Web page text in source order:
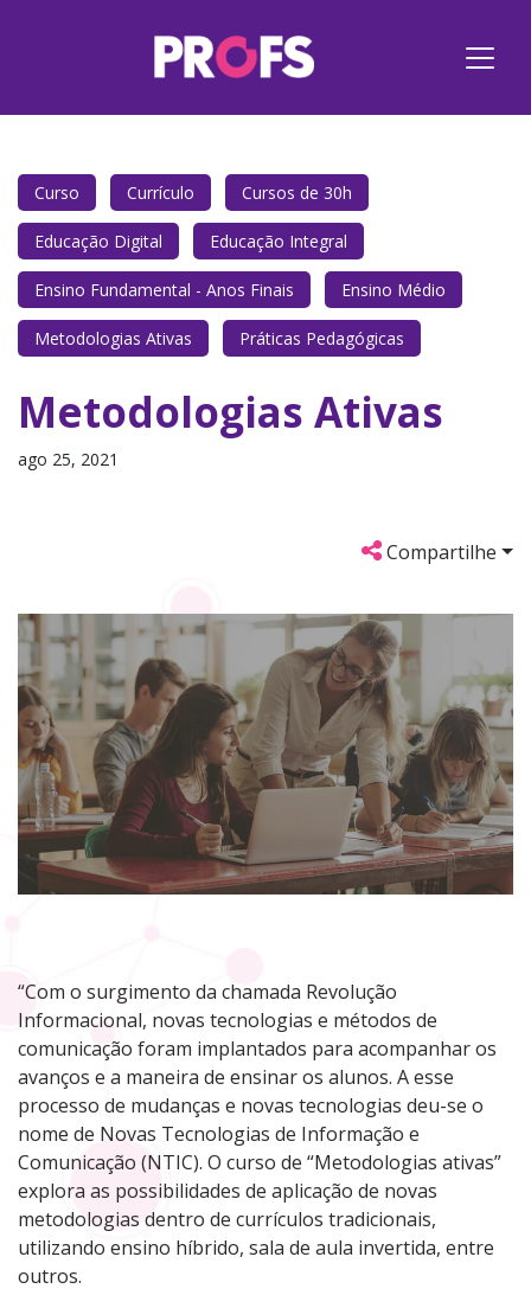
Curso Currículo Cursos de 30h
Educação Digital Educação Integral
Ensino Fundamental - Anos Finais Ensino Médio
Metodologias Ativas Práticas Pedagógicas
Metodologias Ativas
ago 25, 2021
Compartilhe
“Com o surgimento da chamada Revolução
Informacional, novas tecnologias e métodos de
comunicação foram implantados para acompanhar os
avanços e a maneira de ensinar os alunos. A esse
processo de mudanças e novas tecnologias deu-se o
nome de Novas Tecnologias de Informação e
Comunicação (NTIC). O curso de “Metodologias ativas”
explora as possibilidades de aplicação de novas
metodologias dentro de currículos tradicionais,
utilizando ensino híbrido, sala de aula invertida, entre
outros.